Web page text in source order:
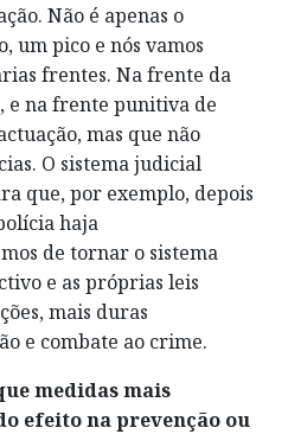
Não é apenas o
um pico e nós vamos
frentes. Na frente da
e na frente punitiva de
mas que não
O sistema judicial
que, por exemplo, depois
haja
de tornar o sistema
e as próprias leis
mais duras
e combate ao crime.
medidas mais
efeito na prevenção ou